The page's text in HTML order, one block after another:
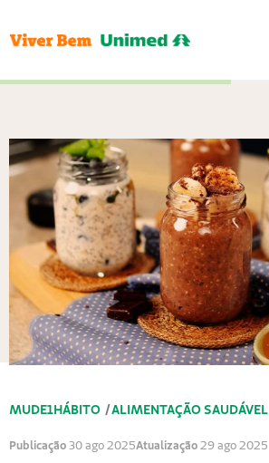
MUDE1HÁBITO /ALIMENTAÇÃO SAUDÁVEL
Publicação30 ago 2025Atualização29 ago 2025